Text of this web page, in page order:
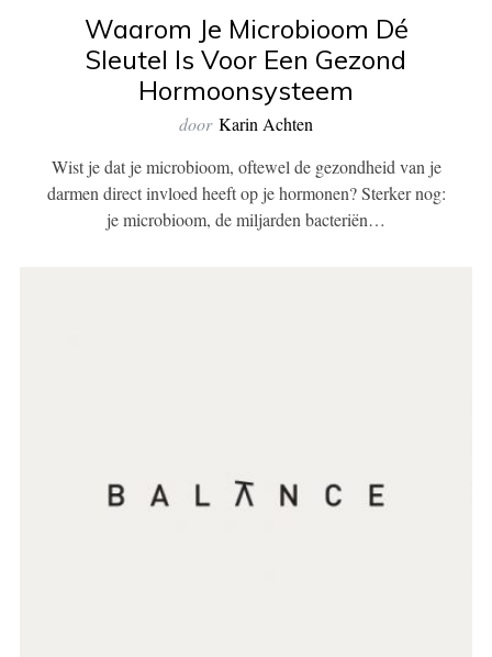
Waarom Je Microbioom Dé
Sleutel Is Voor Een Gezond
Hormoonsysteem
door Karin Achten
Wist je dat je microbioom, oftewel de gezondheid van je
darmen direct invloed heeft op je hormonen? Sterker nog:
je microbioom, de miljarden bacteriën…